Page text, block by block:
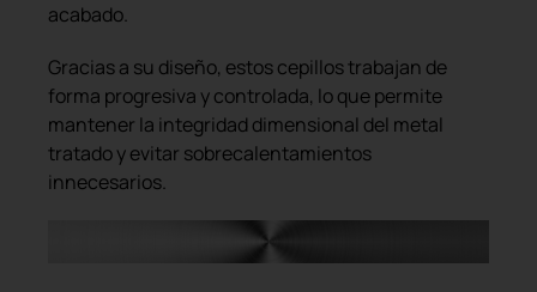
acabado.
Gracias a su diseño, estos cepillos trabajan de
forma progresiva y controlada, lo que permite
mantener la integridad dimensional del metal
tratado y evitar sobrecalentamientos
innecesarios.